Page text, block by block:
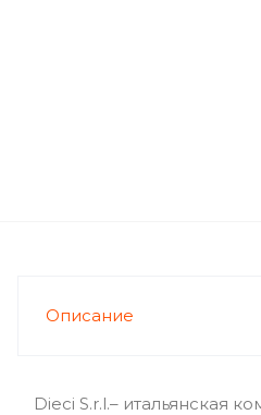
Описание
Dieci S.r.l.– итальянская